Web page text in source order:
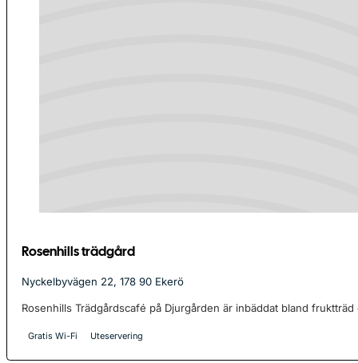
Rosenhills trädgård
Nyckelbyvägen 22, 178 90 Ekerö
Rosenhills Trädgårdscafé på Djurgården är inbäddat bland
Gratis Wi-Fi Uteservering